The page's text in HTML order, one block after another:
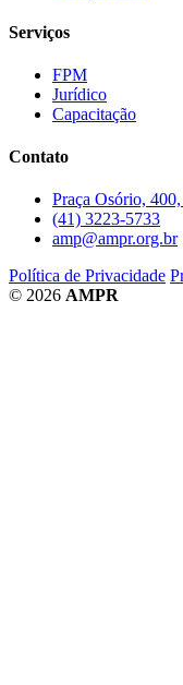
Serviços
FPM
Jurídico
Capacitação
Contato
Praça Osório,
(41) 3223-5733
amp@ampr.org.br
Política de Privacidade
© 2026 AMPR